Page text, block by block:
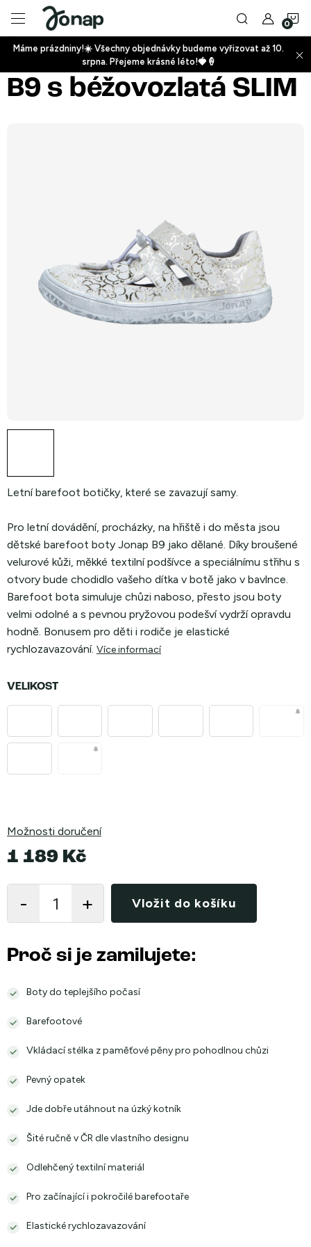
obsah
+
Máme prázdniny!☀️ Všechny objednávky budeme vyřizovat až 10.
srpna. Přejeme krásné léto!🍓🍦
B9 s béžovozlatá SLIM
Letní barefoot botičky, které se zavazují samy.
Pro letní dovádění, procházky, na hřiště i do města jsou
dětské barefoot boty Jonap B9 jako dělané. Díky broušené
velurové kůži, měkké textilní podšívce a speciálnímu střihu s
otvory bude chodidlo vašeho dítka v botě jako v bavlnce.
Barefoot bota simuluje chůzi naboso, přesto jsou boty
velmi odolné a s pevnou pryžovou podešví vydrží opravdu
hodně. Bonusem pro děti i rodiče je elastické
rychlozavazování. Více informací
VELIKOST
Možnosti doručení
1 189 Kč
cena:
Vložit do košíku
Proč si je zamilujete:
Boty do teplejšího počasí
Barefootové
Vkládací stélka z paměťové pěny pro pohodlnou chůzi
Pevný opatek
Jde dobře utáhnout na úzký kotník
Šité ručně v ČR dle vlastního designu
Odlehčený textilní materiál
Pro začínající i pokročilé barefootaře
Elastické rychlozavazování